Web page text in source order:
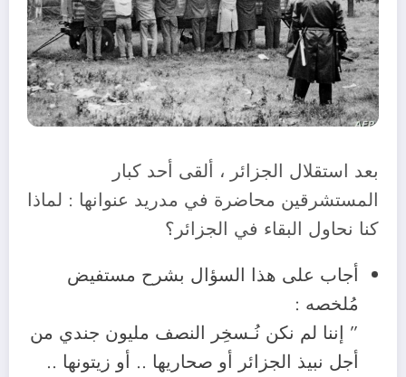
بعد استقلال الجزائر ، ألقى أحد كبار
المستشرقين محاضرة في مدريد عنوانها : لماذا
كنا نحاول البقاء في الجزائر؟
أجاب على هذا السؤال بشرح مستفيض
مُلخصه :
” إننا لم نكن نُـسخِر النصف مليون جندي من
أجل نبيذ الجزائر أو صحاريها .. أو زيتونها ..